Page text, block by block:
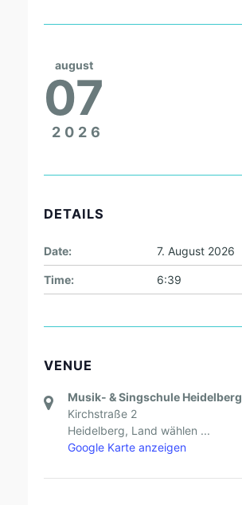
august
07
2026
DETAILS
Date: 7. August 2026
Time: 6:39
VENUE
Musik- & Singschule Heidelberg
Kirchstraße 2
Heidelberg, Land wählen ...
Google Karte anzeigen